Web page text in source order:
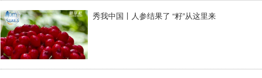
秀我中国丨人参结果了 “籽”从这里来